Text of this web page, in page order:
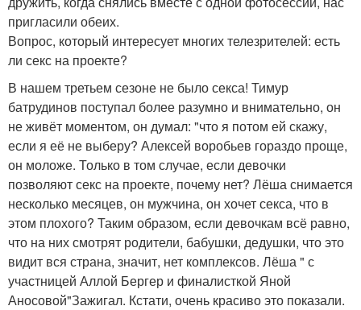
пригласили обеих.
Вопрос, который интересует многих телезрителей: есть
ли секс на проекте?
В нашем третьем сезоне не было секса! Тимур
батрудинов поступал более разумно и внимательно, он
не живёт моментом, он думал: "что я потом ей скажу,
если я её не выберу? Алексей воробьев гораздо проще,
он моложе. Только в том случае, если девочки
позволяют секс на проекте, почему нет? Лёша снимается
несколько месяцев, он мужчина, он хочет секса, что в
этом плохого? Таким образом, если девочкам всё равно,
что на них смотрят родители, бабушки, дедушки, что это
видит вся страна, значит, нет комплексов. Лёша " с
участницей Аллой Бергер и финалисткой Яной
Аносовой"Зажигал. Кстати, очень красиво это показали.